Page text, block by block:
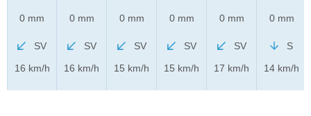
0 mm
SV
16 km/h
0 mm
SV
16 km/h
0 mm
SV
15 km/h
0 mm
SV
15 km/h
0 mm
SV
17 km/h
0 mm
S
14 km/h